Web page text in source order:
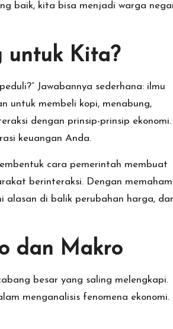
baik, kita bisa menjadi warga
untuk Kita?
Jawabannya sederhana: ilmu
untuk membeli kopi, menabung,
dengan prinsip-prinsip ekonomi.
keuangan Anda.
cara pemerintah membuat
berinteraksi. Dengan
alasan di balik perubahan harga,
dan Makro
besar yang saling melengkapi.
menganalisis fenomena ekonomi.